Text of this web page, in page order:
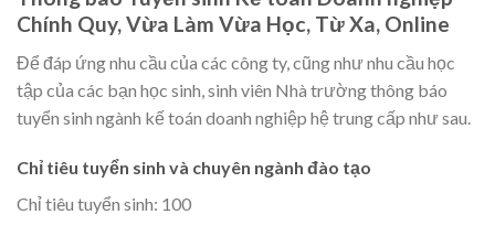
Chính Quy, Vừa Làm Vừa Học, Từ Xa, Online
Để đáp ứng nhu cầu của các công ty, cũng như nhu cầu học
tập của các bạn học sinh, sinh viên Nhà trường thông báo
tuyển sinh ngành kế toán doanh nghiệp hệ trung cấp như sau.
Chỉ tiêu tuyển sinh và chuyên ngành đào tạo
Chỉ tiêu tuyển sinh: 100